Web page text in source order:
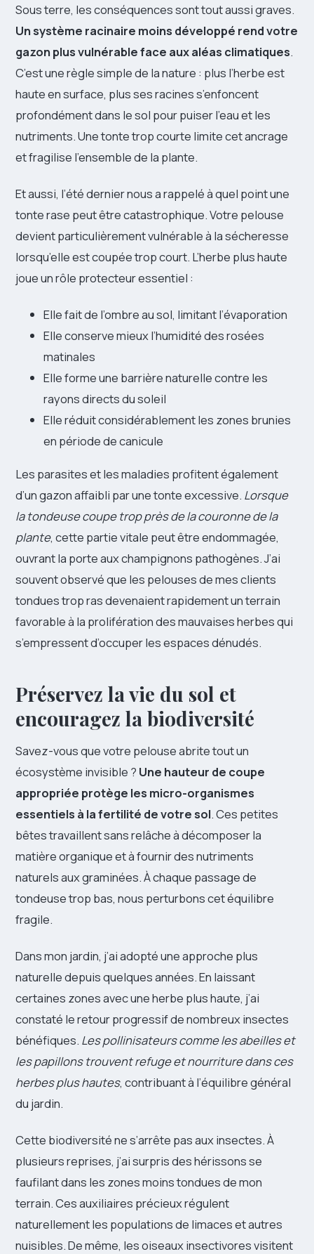
Sous terre, les conséquences sont tout aussi graves.
Un système racinaire moins développé rend votre
gazon plus vulnérable face aux aléas climatiques.
C’est une règle simple de la nature : plus l’herbe est
haute en surface, plus ses racines s’enfoncent
profondément dans le sol pour puiser l’eau et les
nutriments. Une tonte trop courte limite cet ancrage
et fragilise l’ensemble de la plante.
Et aussi, l’été dernier nous a rappelé à quel point une
tonte rase peut être catastrophique. Votre pelouse
devient particulièrement vulnérable à la sécheresse
lorsqu’elle est coupée trop court. L’herbe plus haute
joue un rôle protecteur essentiel :
Elle fait de l’ombre au sol, limitant l’évaporation
Elle conserve mieux l’humidité des rosées
matinales
Elle forme une barrière naturelle contre les
rayons directs du soleil
Elle réduit considérablement les zones brunies
en période de canicule
Les parasites et les maladies profitent également
d’un gazon affaibli par une tonte excessive. Lorsque
la tondeuse coupe trop près de la couronne de la
plante, cette partie vitale peut être endommagée,
ouvrant la porte aux champignons pathogènes. J’ai
souvent observé que les pelouses de mes clients
tondues trop ras devenaient rapidement un terrain
favorable à la prolifération des mauvaises herbes qui
s’empressent d’occuper les espaces dénudés.
Préservez la vie du sol et
encouragez la biodiversité
Savez-vous que votre pelouse abrite tout un
écosystème invisible ? Une hauteur de coupe
appropriée protège les micro-organismes
essentiels à la fertilité de votre sol. Ces petites
bêtes travaillent sans relâche à décomposer la
matière organique et à fournir des nutriments
naturels aux graminées. À chaque passage de
tondeuse trop bas, nous perturbons cet équilibre
fragile.
Dans mon jardin, j’ai adopté une approche plus
naturelle depuis quelques années. En laissant
certaines zones avec une herbe plus haute, j’ai
constaté le retour progressif de nombreux insectes
bénéfiques. Les pollinisateurs comme les abeilles et
les papillons trouvent refuge et nourriture dans ces
herbes plus hautes, contribuant à l’équilibre général
du jardin.
Cette biodiversité ne s’arrête pas aux insectes. À
plusieurs reprises, j’ai surpris des hérissons se
faufilant dans les zones moins tondues de mon
terrain. Ces auxiliaires précieux régulent
naturellement les populations de limaces et autres
nuisibles. De même, les oiseaux insectivores visitent